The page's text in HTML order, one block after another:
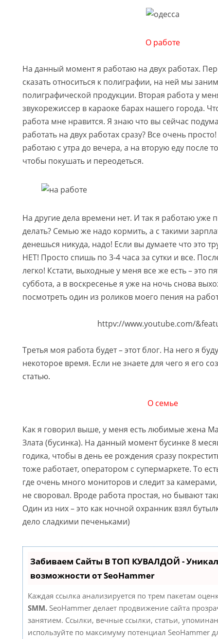
О работе
На данный момент я работаю на двух работах.
сказать относиться к полиграфии, на ней мы
полиграфической продукции. Вторая работа у
звукорежиссер в караоке барах нашего города.
работа мне нравится. Я знаю что вы сейчас
работать на двух работах сразу? Все очень
работаю с утра до вечера, а на вторую еду после
чтобы покушать и переодеться.
На другие дела времени нет. И так я работаю уже
делать? Семью же надо кормить, а с такими
денешься никуда, надо! Если вы думаете что это
НЕТ! Просто спишь по 3-4 часа за сутки и все.
легко! Кстати, выходные у меня все же есть – это
суббота, а в воскресенье я уже на ночь снова
посмотреть один из роликов моего пения на
httpv://www.youtube.com/
Третья моя работа будет – этот блог. На него я
некоторое время. Если не знаете для чего я его
статью.
О семье
Как я говорил выше, у меня есть любимые жена
Злата (бусинка). На данный момент бусинке 8
годика, чтобы в день ее рождения сразу
тоже работает, оператором с супермаркете. То
где очень много мониторов и следит за
не своровал. Вроде работа простая, но бывают
Один из них – это как ночной охранник взял
дело сладкими печеньками)
Забиваем Сайты В ТОП КУВАЛДОЙ -
возможности от SeoHammer
Каждая ссылка анализируется по трем пакетам
SMM.SeoHammer делает продвижение сайта
занятием. Ссылки, вечные ссылки, статьи,
используйте по максимуму потенциал SeoHammer